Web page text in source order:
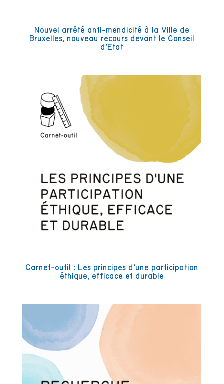
Nouvel arrêté anti-mendicité à la Ville de
Bruxelles, nouveau recours devant le Conseil
d’Etat
Carnet-outil : Les principes d’une participation
éthique, efficace et durable